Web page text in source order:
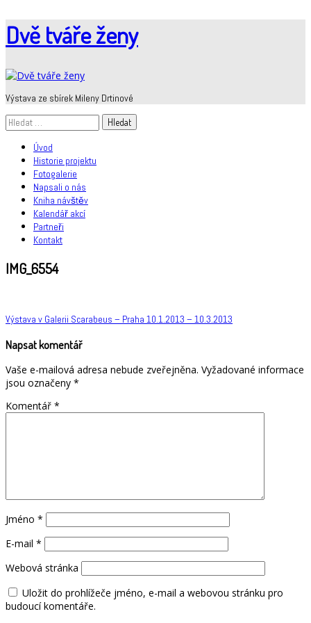
Skip
to
Dvě tváře ženy
Výstava ze sbírek Mileny Drtinové
Vyhledávání
Úvod
Historie projektu
Fotogalerie
Napsali o nás
Kniha návštěv
Kalendář akcí
Partneři
Kontakt
IMG_6554
Navigace
pro
Výstava v Galerii Scarabeus – Praha 10.1.2013 – 10.3.2013
Napsat komentář
Vaše e-mailová adresa nebude zveřejněna. Vyžadované informace
jsou označeny *
Komentář *
Jméno *
E-mail *
Webová stránka
Uložit do prohlížeče jméno, e-mail a webovou stránku pro
budoucí komentáře.